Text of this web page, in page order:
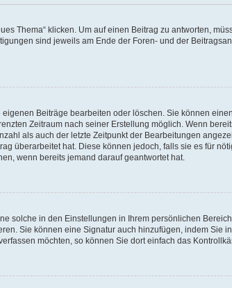
Thema“ klicken. Um auf einen Beitrag zu antworten,
sind jeweils am Ende der Foren- und der
Beiträge bearbeiten oder löschen. Sie können
Zeitraum nach seiner Erstellung möglich. Wenn
als auch der letzte Zeitpunkt der Bearbeitungen
überarbeitet hat. Diese können jedoch, falls sie es für
wenn bereits jemand darauf geantwortet hat.
solche in den Einstellungen in Ihrem persönlichen
Sie können eine Signatur auch hinzufügen, indem
möchten, so können Sie dort einfach das